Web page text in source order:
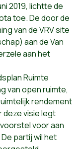
2019, lichtte de
toe. De door de
van de VRV site
aan de Van
aan het
Ruimte
van open ruimte,
rendement
deze visie legt
voor aan
partij wil het